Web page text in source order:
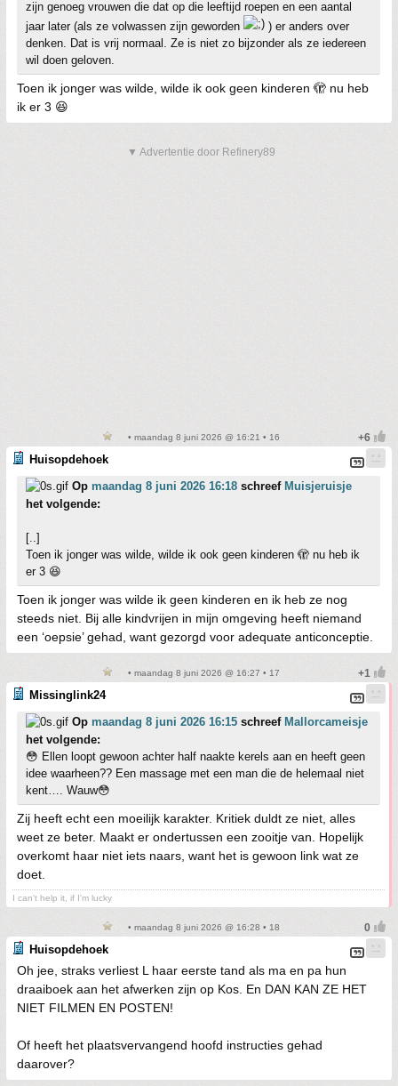
zijn genoeg vrouwen die dat op die leeftijd roepen en een aantal
jaar later (als ze volwassen zijn geworden
) er anders over
denken. Dat is vrij normaal. Ze is niet zo bijzonder als ze iedereen
wil doen geloven.
Toen ik jonger was wilde, wilde ik ook geen kinderen 🫣 nu heb
ik er 3 😆
▼ Advertentie door Refinery89
• maandag 8 juni 2026 @ 16:21 • 16
Huisopdehoek
Op maandag 8 juni 2026 16:18 schreef Muisjeruisje
het volgende:
[..]
Toen ik jonger was wilde, wilde ik ook geen kinderen 🫣 nu heb ik
er 3 😆
Toen ik jonger was wilde ik geen kinderen en ik heb ze nog
steeds niet. Bij alle kindvrijen in mijn omgeving heeft niemand
een ‘oepsie’ gehad, want gezorgd voor adequate anticonceptie.
• maandag 8 juni 2026 @ 16:27 • 17
Missinglink24
Op maandag 8 juni 2026 16:15 schreef Mallorcameisje
het volgende:
😳 Ellen loopt gewoon achter half naakte kerels aan en heeft geen
idee waarheen?? Een massage met een man die de helemaal niet
kent…. Wauw😳
Zij heeft echt een moeilijk karakter. Kritiek duldt ze niet, alles
weet ze beter. Maakt er ondertussen een zooitje van. Hopelijk
overkomt haar niet iets naars, want het is gewoon link wat ze
doet.
I can't help it, if I'm lucky
• maandag 8 juni 2026 @ 16:28 • 18
Huisopdehoek
Oh jee, straks verliest L haar eerste tand als ma en pa hun
draaiboek aan het afwerken zijn op Kos. En DAN KAN ZE HET
NIET FILMEN EN POSTEN!
Of heeft het plaatsvervangend hoofd instructies gehad
daarover?